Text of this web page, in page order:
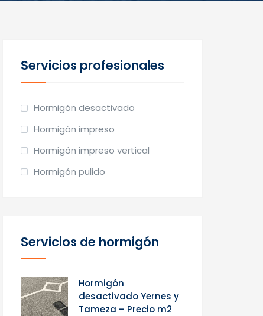
Servicios profesionales
Hormigón desactivado
Hormigón impreso
Hormigón impreso vertical
Hormigón pulido
Servicios de hormigón
Hormigón
desactivado Yernes y
Tameza – Precio m2